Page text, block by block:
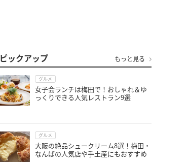
ピックアップ もっと見る
グルメ
女子会ランチは梅田で！おしゃれ＆ゆ
っくりできる人気レストラン9選
グルメ
大阪の絶品シュークリーム8選！梅田・
なんばの人気店や手土産にもおすすめ